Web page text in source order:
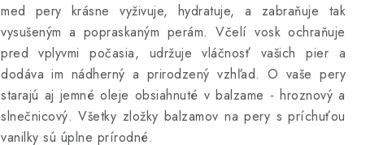
med pery krásne vyživuje, hydratuje, a zabraňuje tak
vysušeným a popraskaným perám. Včelí vosk ochraňuje
pred vplyvmi počasia, udržuje vláčnosť vašich pier a
dodáva im nádherný a prirodzený vzhľad. O vaše pery
starajú aj jemné oleje obsiahnuté v balzame - hroznový a
slnečnicový. Všetky zložky balzamov na pery s príchuťou
vanilky sú úplne prírodné.